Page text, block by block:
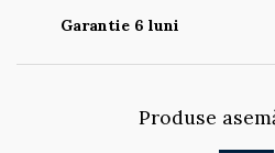
Garantie 6 luni
Produse